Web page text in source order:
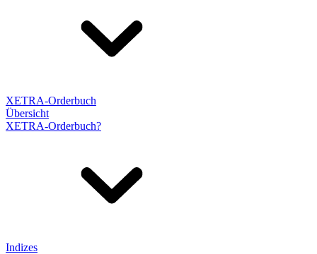
XETRA-Orderbuch
Übersicht
XETRA-Orderbuch?
Indizes